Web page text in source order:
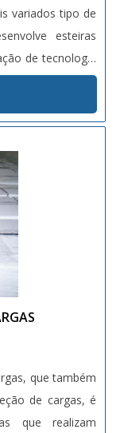
variados tipo de
esteiras
de tecnologia
seu espaço
que também
de cargas, é
que realizam